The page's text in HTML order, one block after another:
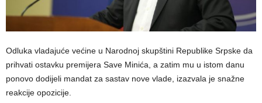
Odluka vladajuće većine u Narodnoj skupštini Republike Srpske da
prihvati ostavku premijera Save Minića, a zatim mu u istom danu
ponovo dodijeli mandat za sastav nove vlade, izazvala je snažne
reakcije opozicije.